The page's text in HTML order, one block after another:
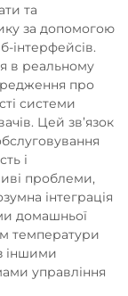
та
за допомогою
інтерфейсів.
в реальному
про
системи
Цей зв’язок
і
проблеми,
інтеграція
домашньої
температури
іншими
управління